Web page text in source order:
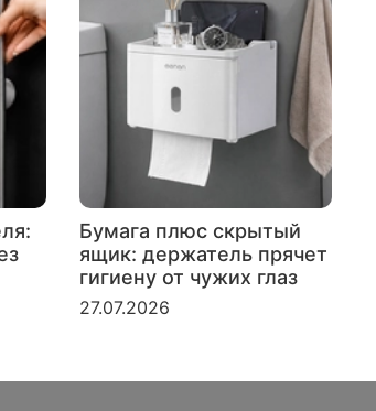
Бумага плюс скрытый
ящик: держатель прячет
гигиену от чужих глаз
27.07.2026